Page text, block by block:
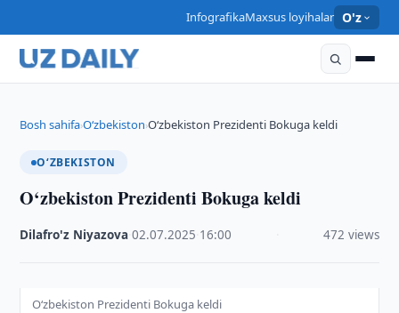
InfografikaMaxsus loyihalar O'z
Bosh sahifa›O‘zbekiston›O‘zbekiston Prezidenti Bokuga keldi
O‘ZBEKISTON
O‘zbekiston Prezidenti Bokuga keldi
Dilafro'z Niyazova ·02.07.2025 16:00 472 views
O‘zbekiston Prezidenti Bokuga keldi